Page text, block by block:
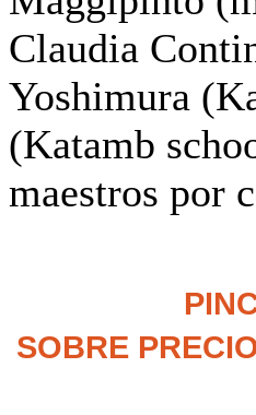
Claudia
Yoshimura
(Katamb
maestros por
SOBRE